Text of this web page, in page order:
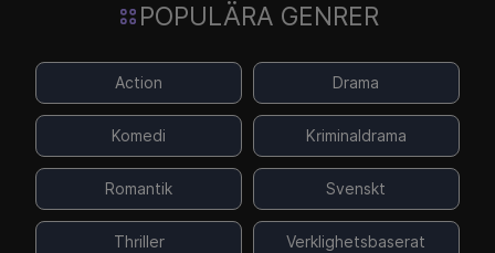
POPULÄRA GENRER
Action Drama
Komedi Kriminaldrama
Romantik Svenskt
Thriller Verklighetsbaserat